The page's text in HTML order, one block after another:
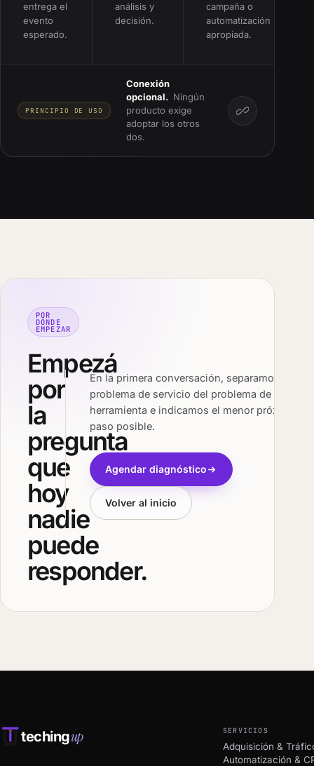
entrega el
evento
esperado.
análisis y
decisión.
campaña o
automatización
apropiada.
PRINCIPIO DE USO
Conexión
opcional. Ningún
producto exige
adoptar los otros
dos.
POR
DÓNDE
EMPEZAR
Empezá
por
la
pregunta
que
hoy
nadie
puede
responder.
En la primera conversación, separamos el
problema de servicio del problema de
herramienta e indicamos el menor próximo
paso posible.
Agendar diagnóstico
Volver al inicio
techingup SERVICIOS
Adquisición &
Automatización &